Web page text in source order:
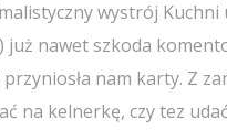
wystrój Kuchni
już nawet szkoda
nam karty. Z
na kelnerkę, czy tez